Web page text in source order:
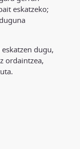
eskatzeko;
dugu,
ordaintzea,